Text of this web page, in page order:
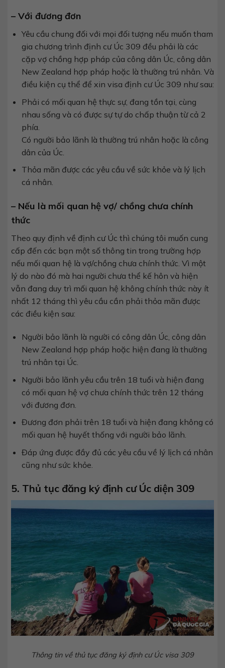
– Với đương đơn
Yêu cầu chung đối với mọi đối tượng nếu muốn tham
gia chương trình định cư Úc 309 đều phải là các
cặp vợ chồng hợp pháp của công dân Úc, công dân
New Zealand hợp pháp hoặc là thường trú nhân. Và
điều kiện cụ thể để xin visa định cư Úc 309 như sau:
Phải có mối quan hệ thực sự, đang tồn tại, cùng
nhau sống và có được sự tự do chấp thuận từ cả 2
phía.
Có người bảo lãnh là thường trú nhân hoặc là công
dân của Úc.
Thỏa mãn được các yêu cầu về sức khỏe và lý lịch
cá nhân.
– Nếu là mối quan hệ vợ/ chồng chưa chính
thức
Theo quy định về định cư Úc thì chúng tôi muốn cung
cấp đến các bạn một số thông tin trong trường hợp
nếu mối quan hệ là vợ/chồng chưa chính thức. Vì một
lý do nào đó mà hai người chưa thể kế hôn và hiện
vẫn đang duy trì mối quan hệ không chính thức này ít
nhất 12 tháng thì yêu cầu cần phải thỏa mãn được
các điều kiện sau:
Người bảo lãnh là người có công dân Úc, công dân
New Zealand hợp pháp hoặc hiện đang là thường
trú nhân tại Úc.
Người bảo lãnh yêu cầu trên 18 tuổi và hiện đang
có mối quan hệ vợ chưa chính thức trên 12 tháng
với đương đơn.
Đương đơn phải trên 18 tuổi và hiện đang không có
mối quan hệ huyết thống với người bảo lãnh.
Đáp ứng được đầy đủ các yêu cầu về lý lịch cá nhân
cũng như sức khỏe.
5. Thủ tục đăng ký định cư Úc diện 309
Thông tin về thủ tục đăng ký định cư Úc visa 309